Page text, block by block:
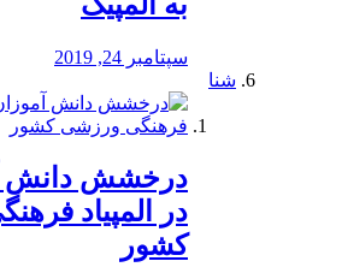
سپتامبر 24, 2019
شنا
درخشش دانش
در المپیاد
کشور